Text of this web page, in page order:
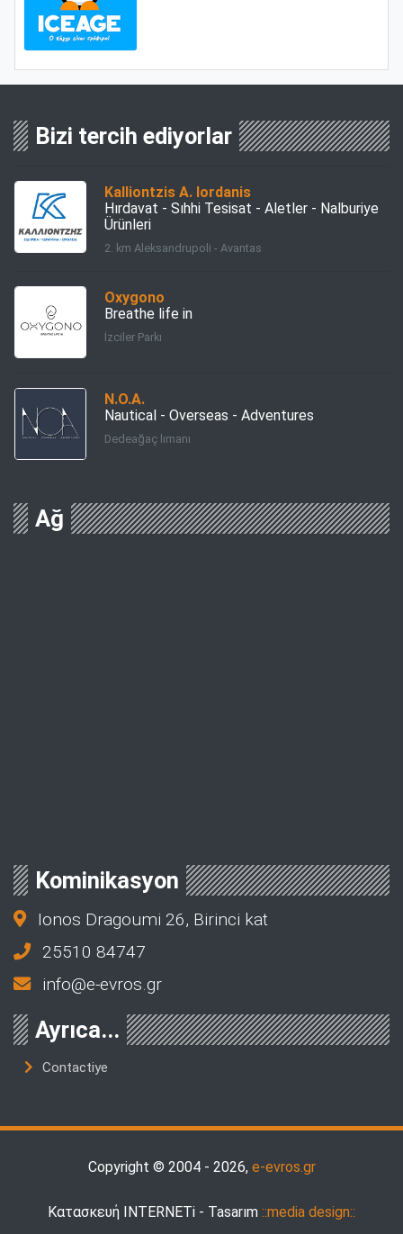
Bizi tercih ediyorlar
Kalliontzis A. Iordanis
Hırdavat - Sıhhi Tesisat - Aletler - Nalburiye
Ürünleri
2. km Aleksandrupoli - Avantas
Oxygono
Breathe life in
İzciler Parkı
N.O.A.
Nautical - Overseas - Adventures
Dedeağaç‬ lımanı
Ağ
Kominikasyon
Ionos Dragoumi 26, Birinci kat
25510 84747
info@e-evros.gr
Ayrıca...
Contactiye
Copyright © 2004 - 2026, e-evros.gr
Κατασκευή INTERNETi - Tasarım ::media design::